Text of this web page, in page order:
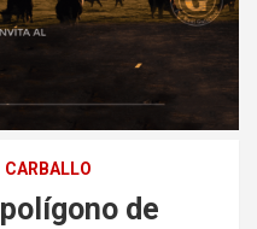
CARBALLO
de